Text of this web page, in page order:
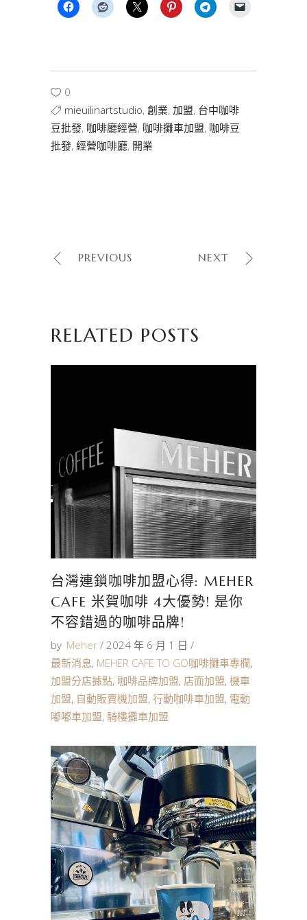
0
mieuilinartstudio, 創業, 加盟, 台中咖啡
豆批發, 咖啡廳經營, 咖啡攤車加盟, 咖啡豆
批發, 經營咖啡廳, 開業
PREVIOUS NEXT
RELATED POSTS
台灣連鎖咖啡加盟心得: MEHER
CAFE 米賀咖啡 4大優勢! 是你
不容錯過的咖啡品牌!
by Meher
2024 年 6 月 1 日
最新消息, MEHER CAFE TO GO咖啡攤車專欄,
加盟分店據點, 咖啡品牌加盟, 店面加盟, 機車
加盟, 自動販賣機加盟, 行動咖啡車加盟, 電動
嘟嘟車加盟, 騎樓攤車加盟